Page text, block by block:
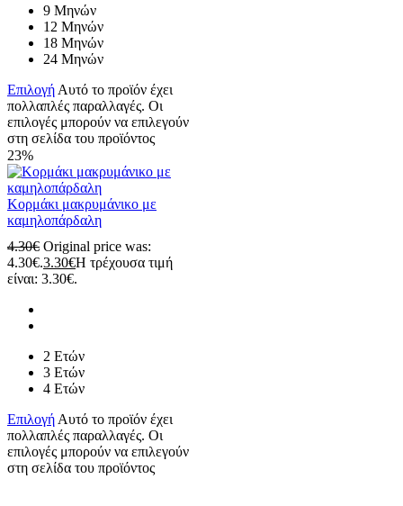
9 Μηνών
12 Μηνών
18 Μηνών
24 Μηνών
Επιλογή Αυτό το προϊόν έχει
πολλαπλές παραλλαγές. Οι
επιλογές μπορούν να επιλεγούν
στη σελίδα του προϊόντος
23%
Κορμάκι μακρυμάνικο με
καμηλοπάρδαλη
4.30€ Original price was:
4.30€.3.30€Η τρέχουσα τιμή
είναι: 3.30€.
2 Ετών
3 Ετών
4 Ετών
ΕπιλογήΑυτό το προϊόν έχει
πολλαπλές παραλλαγές. Οι
επιλογές μπορούν να επιλεγούν
στη σελίδα του προϊόντος